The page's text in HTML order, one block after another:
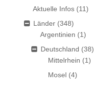
Aktuelle Infos (11)
Länder (348)
Argentinien (1)
Deutschland (38)
Mittelrhein (1)
Mosel (4)